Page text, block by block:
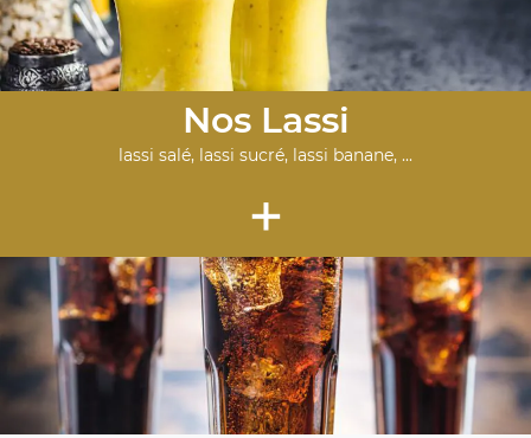
Nos Lassi
lassi salé, lassi sucré, lassi banane, ...
+